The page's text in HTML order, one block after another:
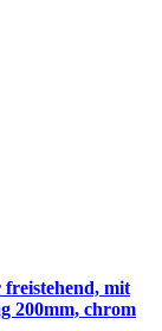
mit
200mm, chrom